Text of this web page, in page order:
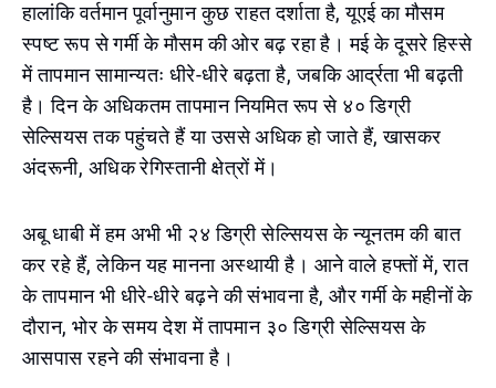
हालांकि वर्तमान पूर्वानुमान कुछ राहत दर्शाता है, यूएई का मौसम
स्पष्ट रूप से गर्मी के मौसम की ओर बढ़ रहा है। मई के दूसरे हिस्से
में तापमान सामान्यतः धीरे-धीरे बढ़ता है, जबकि आर्द्रता भी बढ़ती
है। दिन के अधिकतम तापमान नियमित रूप से ४० डिग्री
सेल्सियस तक पहुंचते हैं या उससे अधिक हो जाते हैं, खासकर
अंदरूनी, अधिक रेगिस्तानी क्षेत्रों में।
अबू धाबी में हम अभी भी २४ डिग्री सेल्सियस के न्यूनतम की बात
कर रहे हैं, लेकिन यह मानना अस्थायी है। आने वाले हफ्तों में, रात
के तापमान भी धीरे-धीरे बढ़ने की संभावना है, और गर्मी के महीनों के
दौरान, भोर के समय देश में तापमान ३० डिग्री सेल्सियस के
आसपास रहने की संभावना है।